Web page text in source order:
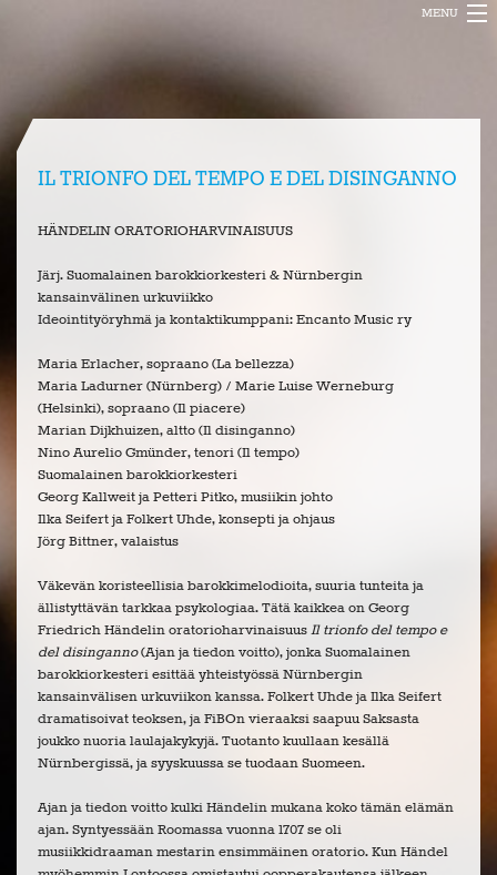
MENU
ENCANTO MUSIC
IL TRIONFO DEL TEMPO E DEL DISINGANNO
HÄNDELIN ORATORIOHARVINAISUUS
Järj. Suomalainen barokkiorkesteri & Nürnbergin
kansainvälinen urkuviikko
Ideointityöryhmä ja kontaktikumppani: Encanto Music ry
Maria Erlacher, sopraano (La bellezza)
Maria Ladurner (Nürnberg) / Marie Luise Werneburg
(Helsinki), sopraano (Il piacere)
Marian Dijkhuizen, altto (Il disinganno)
Nino Aurelio Gmünder, tenori (Il tempo)
Suomalainen barokkiorkesteri
Georg Kallweit ja Petteri Pitko, musiikin johto
Ilka Seifert ja Folkert Uhde, konsepti ja ohjaus
Jörg Bittner, valaistus
Väkevän koristeellisia barokkimelodioita, suuria tunteita ja
ällistyttävän tarkkaa psykologiaa. Tätä kaikkea on Georg
Friedrich Händelin oratorioharvinaisuus Il trionfo del tempo e
del disinganno(Ajan ja tiedon voitto), jonka Suomalainen
barokkiorkesteri esittää yhteistyössä Nürnbergin
kansainvälisen urkuviikon kanssa. Folkert Uhde ja Ilka Seifert
dramatisoivat teoksen, ja FiBOn vieraaksi saapuu Saksasta
joukko nuoria laulajakykyjä. Tuotanto kuullaan kesällä
Nürnbergissä, ja syyskuussa se tuodaan Suomeen.
Ajan ja tiedon voitto kulki Händelin mukana koko tämän elämän
ajan. Syntyessään Roomassa vuonna 1707 se oli
musiikkidraaman mestarin ensimmäinen oratorio. Kun Händel